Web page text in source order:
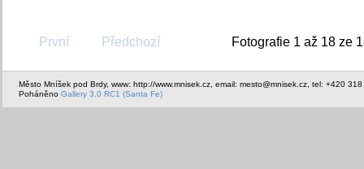
První Předchozí Fotografie 1 až 18 ze
Město Mníšek pod Brdy, www: http://www.mnisek.cz, email: mesto@mnisek.cz, tel: +420
Poháněno Gallery 3.0 RC1 (Santa Fe)